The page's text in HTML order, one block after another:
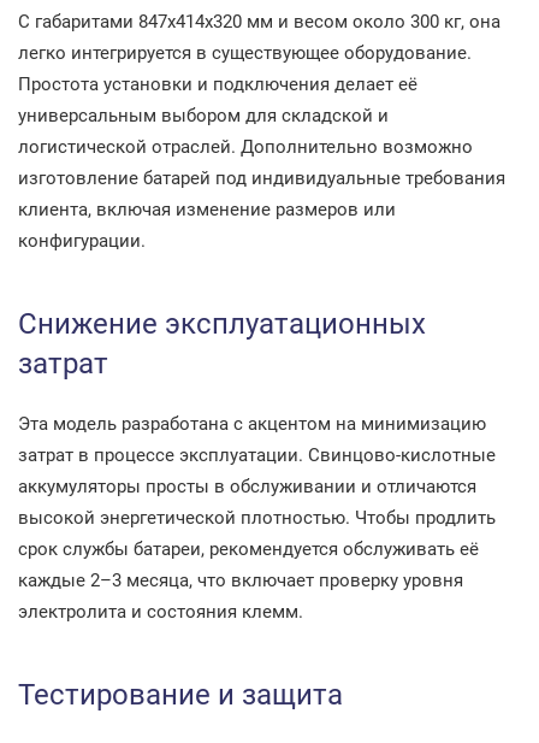
С габаритами 847x414x320 мм и весом около 300 кг, она
легко интегрируется в существующее оборудование.
Простота установки и подключения делает её
универсальным выбором для складской и
логистической отраслей. Дополнительно возможно
изготовление батарей под индивидуальные требования
клиента, включая изменение размеров или
конфигурации.
Снижение эксплуатационных
затрат
Эта модель разработана с акцентом на минимизацию
затрат в процессе эксплуатации. Свинцово-кислотные
аккумуляторы просты в обслуживании и отличаются
высокой энергетической плотностью. Чтобы продлить
срок службы батареи, рекомендуется обслуживать её
каждые 2–3 месяца, что включает проверку уровня
электролита и состояния клемм.
Тестирование и защита